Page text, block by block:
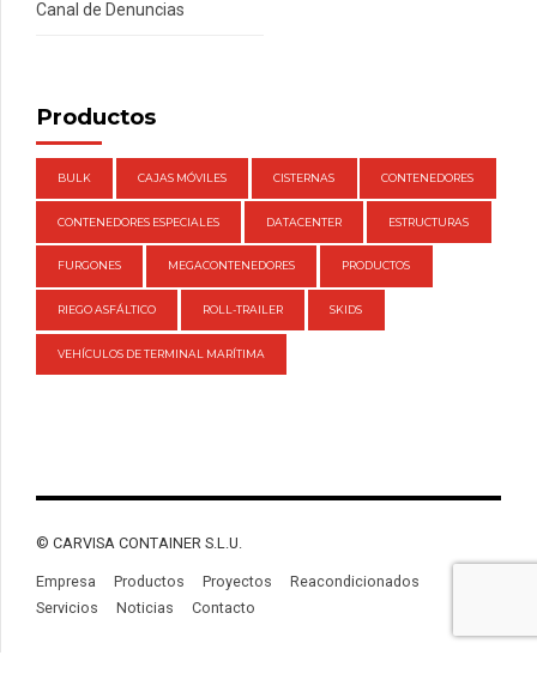
Canal de Denuncias
Productos
BULK CAJAS MÓVILES CISTERNAS CONTENEDORES
CONTENEDORES ESPECIALES DATACENTER ESTRUCTURAS
FURGONES MEGACONTENEDORES PRODUCTOS
RIEGO ASFÁLTICO ROLL-TRAILER SKIDS
VEHÍCULOS DE TERMINAL MARÍTIMA
© CARVISA CONTAINER S.L.U.
Empresa Productos Proyectos
Reacondicionados
Servicios
Noticias Contacto